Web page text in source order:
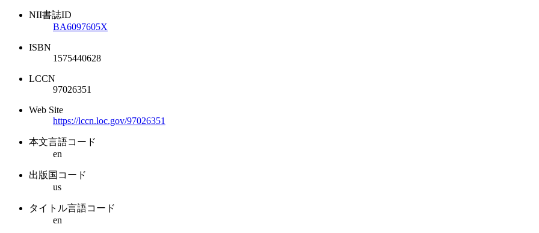
NII書誌ID
BA6097605X
ISBN
1575440628
LCCN
97026351
Web Site
https://lccn.loc.gov/97026351
本文言語コード
en
出版国コード
us
タイトル言語コード
en